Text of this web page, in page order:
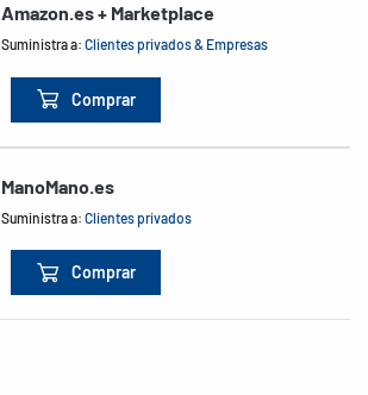
Amazon.es + Marketplace
Suministra a:Clientes privados & Empresas
Comprar
ManoMano.es
Suministra a:Clientes privados
Comprar